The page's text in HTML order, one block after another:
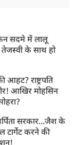
सदमे में लालू
तेजस्वी के साथ हो
आहट? राष्ट्रपति
आखिर मोहसिन
सरकार...जैश के
टार्गेट करने की